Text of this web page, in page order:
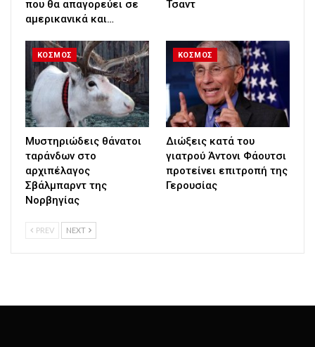
που θα απαγορεύει σε
αμερικανικά και…
Τσαντ
ΚΟΣΜΟΣ
Μυστηριώδεις θάνατοι
ταράνδων στο
αρχιπέλαγος
Σβάλμπαρντ της
Νορβηγίας
ΚΟΣΜΟΣ
Διώξεις κατά του
γιατρού Άντονι Φάουτσι
προτείνει επιτροπή της
Γερουσίας
PREV NEXT